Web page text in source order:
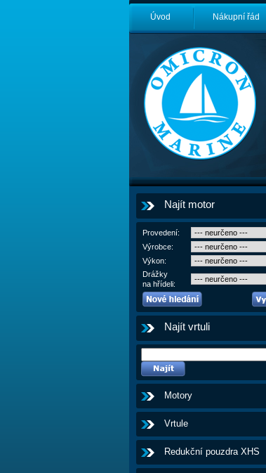
Úvod Nákupní řád
Najít motor
Provedení:
Výrobce:
Výkon:
Drážky
na hřídeli:
Najít vrtuli
Motory
Vrtule
Redukční pouzdra XHS